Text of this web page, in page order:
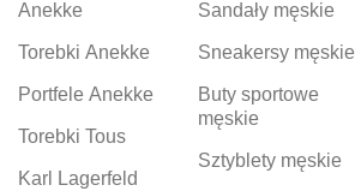
Anekke
Torebki Anekke
Portfele Anekke
Torebki Tous
Karl Lagerfeld
Sandały męskie
Sneakersy męskie
Buty sportowe
męskie
Sztyblety męskie